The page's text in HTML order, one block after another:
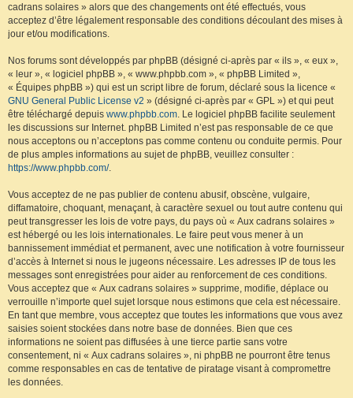
cadrans solaires » alors que des changements ont été effectués, vous
acceptez d’être légalement responsable des conditions découlant des mises à
jour et/ou modifications.
Nos forums sont développés par phpBB (désigné ci-après par « ils », « eux »,
« leur », « logiciel phpBB », « www.phpbb.com », « phpBB Limited »,
« Équipes phpBB ») qui est un script libre de forum, déclaré sous la licence «
GNU General Public License v2 » (désigné ci-après par « GPL ») et qui peut
être téléchargé depuis www.phpbb.com. Le logiciel phpBB facilite seulement
les discussions sur Internet. phpBB Limited n’est pas responsable de ce que
nous acceptons ou n’acceptons pas comme contenu ou conduite permis. Pour
de plus amples informations au sujet de phpBB, veuillez consulter :
https://www.phpbb.com/.
Vous acceptez de ne pas publier de contenu abusif, obscène, vulgaire,
diffamatoire, choquant, menaçant, à caractère sexuel ou tout autre contenu qui
peut transgresser les lois de votre pays, du pays où « Aux cadrans solaires »
est hébergé ou les lois internationales. Le faire peut vous mener à un
bannissement immédiat et permanent, avec une notification à votre fournisseur
d’accès à Internet si nous le jugeons nécessaire. Les adresses IP de tous les
messages sont enregistrées pour aider au renforcement de ces conditions.
Vous acceptez que « Aux cadrans solaires » supprime, modifie, déplace ou
verrouille n’importe quel sujet lorsque nous estimons que cela est nécessaire.
En tant que membre, vous acceptez que toutes les informations que vous avez
saisies soient stockées dans notre base de données. Bien que ces
informations ne soient pas diffusées à une tierce partie sans votre
consentement, ni « Aux cadrans solaires », ni phpBB ne pourront être tenus
comme responsables en cas de tentative de piratage visant à compromettre
les données.